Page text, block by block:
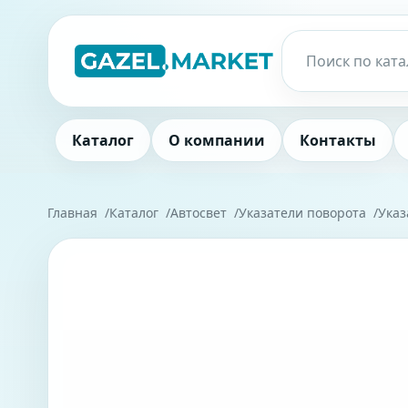
Каталог О компании Контакты
Главная Каталог Автосвет Указатели поворота